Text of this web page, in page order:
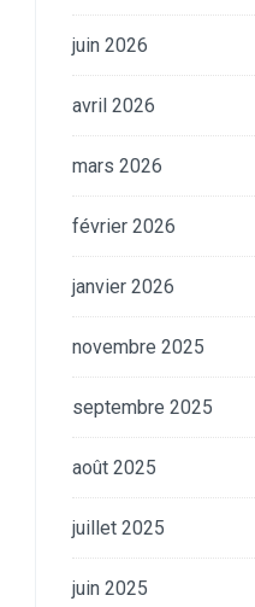
juin 2026
avril 2026
mars 2026
février 2026
janvier 2026
novembre 2025
septembre 2025
août 2025
juillet 2025
juin 2025